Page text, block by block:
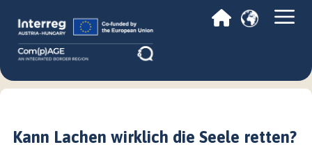
Kann Lachen wirklich die Seele retten?